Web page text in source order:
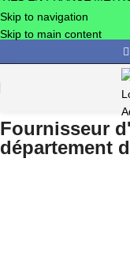
Skip to navigation
Skip to main content
Fournisseur
département